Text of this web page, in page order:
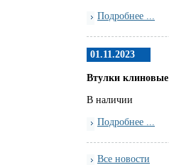
Подробнее ...
01.11.2023
Втулки клиновые
В наличии
Подробнее ...
Все новости